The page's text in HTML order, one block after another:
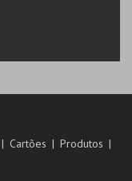
Cartões
Produtos